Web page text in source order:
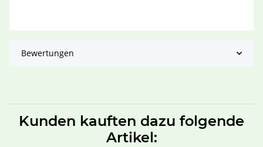
Bewertungen
Kunden kauften dazu folgende
Artikel: